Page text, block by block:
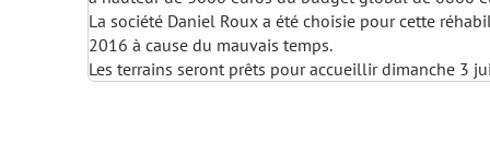
La société Daniel Roux a été choisie pour cette
2016 à cause du mauvais temps.
Les terrains seront prêts pour accueillir dimanche 3